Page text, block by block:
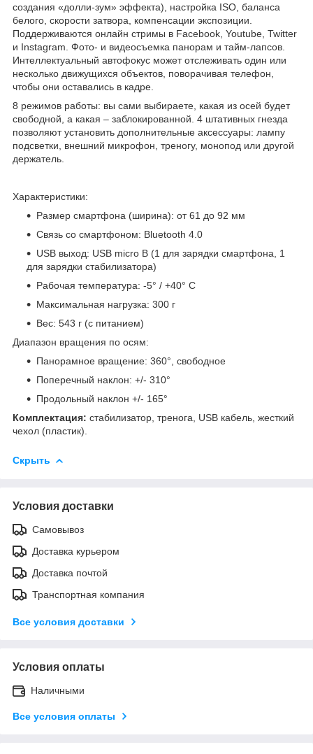
создания «долли-зум» эффекта), настройка ISO, баланса
белого, скорости затвора, компенсации экспозиции.
Поддерживаются онлайн стримы в Facebook, Youtube, Twitter
и Instagram. Фото- и видеосъемка панорам и тайм-лапсов.
Интеллектуальный автофокус может отслеживать один или
несколько движущихся объектов, поворачивая телефон,
чтобы они оставались в кадре.
8 режимов работы: вы сами выбираете, какая из осей будет
свободной, а какая – заблокированной. 4 штативных гнезда
позволяют установить дополнительные аксессуары: лампу
подсветки, внешний микрофон, треногу, монопод или другой
держатель.
Характеристики:
Размер смартфона (ширина): от 61 до 92 мм
Связь со смартфоном: Bluetooth 4.0
USB выход: USB micro B (1 для зарядки смартфона, 1
для зарядки стабилизатора)
Рабочая температура: -5° / +40° С
Максимальная нагрузка: 300 г
Вес: 543 г (с питанием)
Диапазон вращения по осям:
Панорамное вращение: 360°, свободное
Поперечный наклон: +/- 310°
Продольный наклон +/- 165°
Комплектация: стабилизатор, тренога, USB кабель, жесткий
чехол (пластик).
Скрыть
Условия доставки
Самовывоз
Доставка курьером
Доставка почтой
Транспортная компания
Все условия доставки
Условия оплаты
Наличными
Все условия оплаты